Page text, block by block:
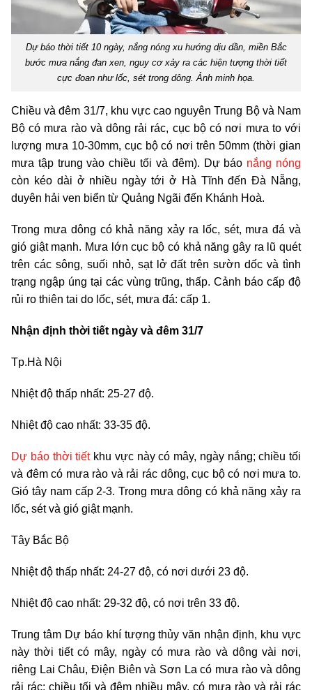
Dự báo thời tiết 10 ngày, nắng nóng xu hướng dịu dần, miền Bắc
bước mưa nắng đan xen, nguy cơ xảy ra các hiện tượng thời tiết
cực đoan như lốc, sét trong dông. Ảnh minh họa.
Chiều và đêm 31/7, khu vực cao nguyên Trung Bộ và Nam
Bộ có mưa rào và dông rải rác, cục bộ có nơi mưa to với
lượng mưa 10-30mm, cục bộ có nơi trên 50mm (thời gian
mưa tập trung vào chiều tối và đêm). Dự báo nắng nóng
còn kéo dài ở nhiều ngày tới ở Hà Tĩnh đến Đà Nẵng,
duyên hải ven biển từ Quảng Ngãi đến Khánh Hoà.
Trong mưa dông có khả năng xảy ra lốc, sét, mưa đá và
gió giật mạnh. Mưa lớn cục bộ có khả năng gây ra lũ quét
trên các sông, suối nhỏ, sạt lở đất trên sườn dốc và tình
trạng ngập úng tại các vùng trũng, thấp. Cảnh báo cấp độ
rủi ro thiên tai do lốc, sét, mưa đá: cấp 1.
Nhận định thời tiết ngày và đêm 31/7
Tp.Hà Nội
Nhiệt độ thấp nhất: 25-27 độ.
Nhiệt độ cao nhất: 33-35 độ.
Dự báo thời tiếtkhu vực này có mây, ngày nắng; chiều tối
và đêm có mưa rào và rải rác dông, cục bộ có nơi mưa to.
Gió tây nam cấp 2-3. Trong mưa dông có khả năng xảy ra
lốc, sét và gió giật mạnh.
Tây Bắc Bộ
Nhiệt độ thấp nhất: 24-27 độ, có nơi dưới 23 độ.
Nhiệt độ cao nhất: 29-32 độ, có nơi trên 33 độ.
Trung tâm Dự báo khí tượng thủy văn nhận định, khu vực
này thời tiết có mây, ngày có mưa rào và dông vài nơi,
riêng Lai Châu, Điện Biên và Sơn La có mưa rào và dông
rải rác; chiều tối và đêm nhiều mây, có mưa rào và rải rác